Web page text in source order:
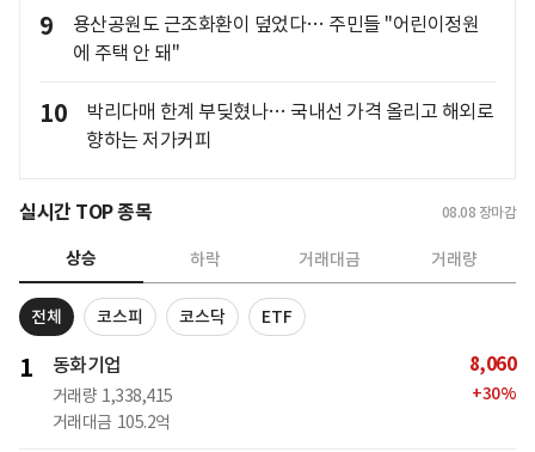
9
용산공원도 근조화환이 덮었다… 주민들 "어린이정원
에 주택 안 돼"
10
박리다매 한계 부딪혔나… 국내선 가격 올리고 해외로
향하는 저가커피
실시간 TOP 종목 08.08 장마감
상승 하락 거래대금 거래량
전체 코스피 코스닥 ETF
1 동화기업
거래량 1,338,415
거래대금 105.2억
8,060
+30%